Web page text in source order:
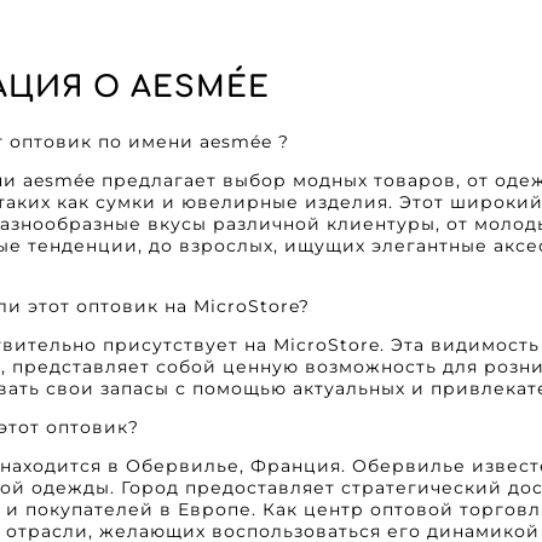
О AESMÉE
оптовик по имени aesmée ?
aesmée предлагает выбор модных товаров, от
как сумки и ювелирные изделия. Этот
вкусы различной клиентуры, от
тенденции, до взрослых, ищущих элегантные
этот оптовик на MicroStore?
присутствует на MicroStore. Эта
представляет собой ценную возможность для
свои запасы с помощью актуальных и
оптовик?
в Обервилье, Франция. Обервилье
одежды. Город предоставляет стратегический
покупателей в Европе. Как центр оптовой
желающих воспользоваться его